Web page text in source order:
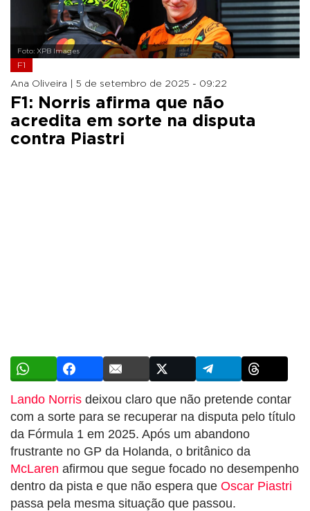
Foto: XPB Images
F1
Ana Oliveira | 5 de setembro de 2025 - 09:22
F1: Norris afirma que não
acredita em sorte na disputa
contra Piastri
Lando Norris deixou claro que não pretende contar
com a sorte para se recuperar na disputa pelo título
da Fórmula 1 em 2025. Após um abandono
frustrante no GP da Holanda, o britânico da
McLaren afirmou que segue focado no desempenho
dentro da pista e que não espera que Oscar Piastri
passa pela mesma situação que passou.